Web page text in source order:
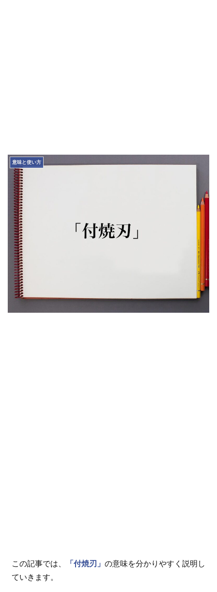
意味と使い方
この記事では、 「付焼刃」 の意味を分かりやすく説明し
ていきます。